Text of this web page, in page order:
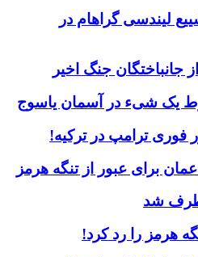
لیندسی گراهام در
جانباختگان جنگ اخیر
یک شیء در آسمان یاسوج
فوری ترامپ در ترکیه!
برای عبور از تنگه هرمز
شد
هرمز را رد کرد!